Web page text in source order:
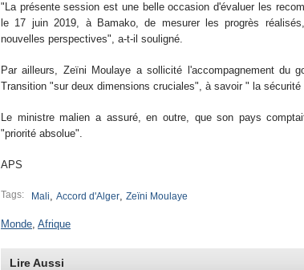
"La présente session est une belle occasion d'évaluer les
le 17 juin 2019, à Bamako, de mesurer les progrès
nouvelles perspectives", a-t-il souligné.
Par ailleurs, Zeïni Moulaye a sollicité l'accompagnement du
Transition "sur deux dimensions cruciales", à savoir " la
Le ministre malien a assuré, en outre, que son pays
"priorité absolue".
APS
Tags: Mali, Accord d'Alger, Zeïni Moulaye
Monde, Afrique
Lire Aussi